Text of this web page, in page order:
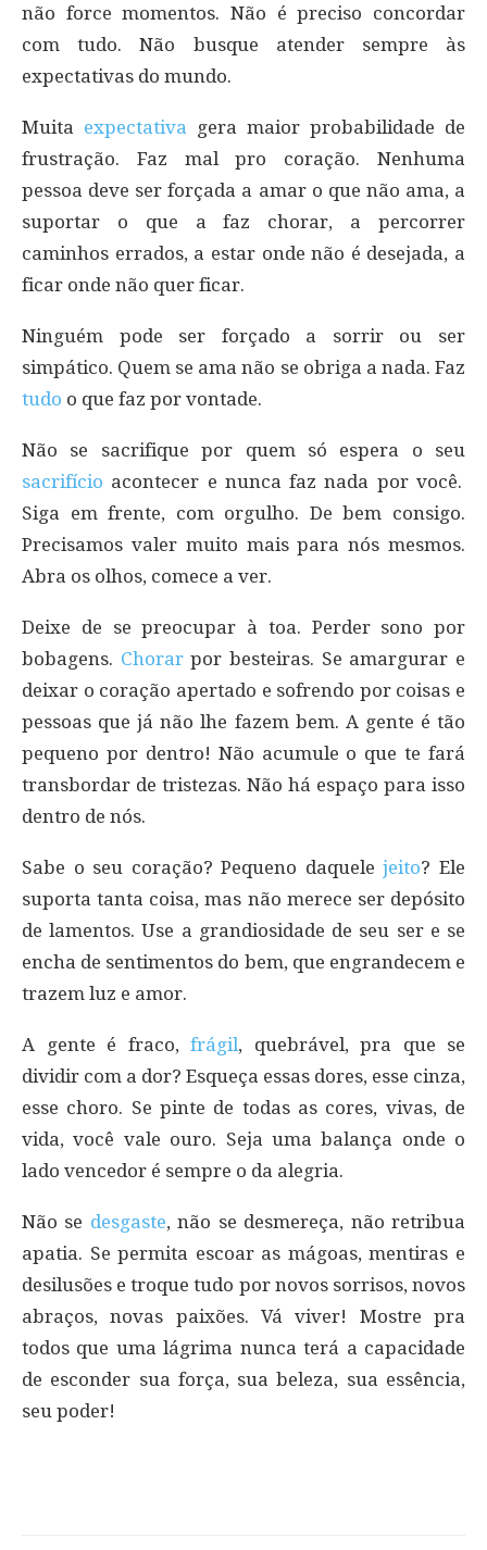
não force momentos. Não é preciso concordar
com tudo. Não busque atender sempre às
expectativas do mundo.
Muita expectativa gera maior probabilidade de
frustração. Faz mal pro coração. Nenhuma
pessoa deve ser forçada a amar o que não ama, a
suportar o que a faz chorar, a percorrer
caminhos errados, a estar onde não é desejada, a
ficar onde não quer ficar.
Ninguém pode ser forçado a sorrir ou ser
simpático. Quem se ama não se obriga a nada. Faz
tudo o que faz por vontade.
Não se sacrifique por quem só espera o seu
sacrifício acontecer e nunca faz nada por você.
Siga em frente, com orgulho. De bem consigo.
Precisamos valer muito mais para nós mesmos.
Abra os olhos, comece a ver.
Deixe de se preocupar à toa. Perder sono por
bobagens. Chorarpor besteiras. Se amargurar e
deixar o coração apertado e sofrendo por coisas e
pessoas que já não lhe fazem bem. A gente é tão
pequeno por dentro! Não acumule o que te fará
transbordar de tristezas. Não há espaço para isso
dentro de nós.
Sabe o seu coração? Pequeno daquelejeito? Ele
suporta tanta coisa, mas não merece ser depósito
de lamentos. Use a grandiosidade de seu ser e se
encha de sentimentos do bem, que engrandecem e
trazem luz e amor.
A gente é fraco, frágil, quebrável, pra que se
dividir com a dor? Esqueça essas dores, esse cinza,
esse choro. Se pinte de todas as cores, vivas, de
vida, você vale ouro. Seja uma balança onde o
lado vencedor é sempre o da alegria.
Não se desgaste, não se desmereça, não retribua
apatia. Se permita escoar as mágoas, mentiras e
desilusões e troque tudo por novos sorrisos, novos
abraços, novas paixões. Vá viver! Mostre pra
todos que uma lágrima nunca terá a capacidade
de esconder sua força, sua beleza, sua essência,
seu poder!